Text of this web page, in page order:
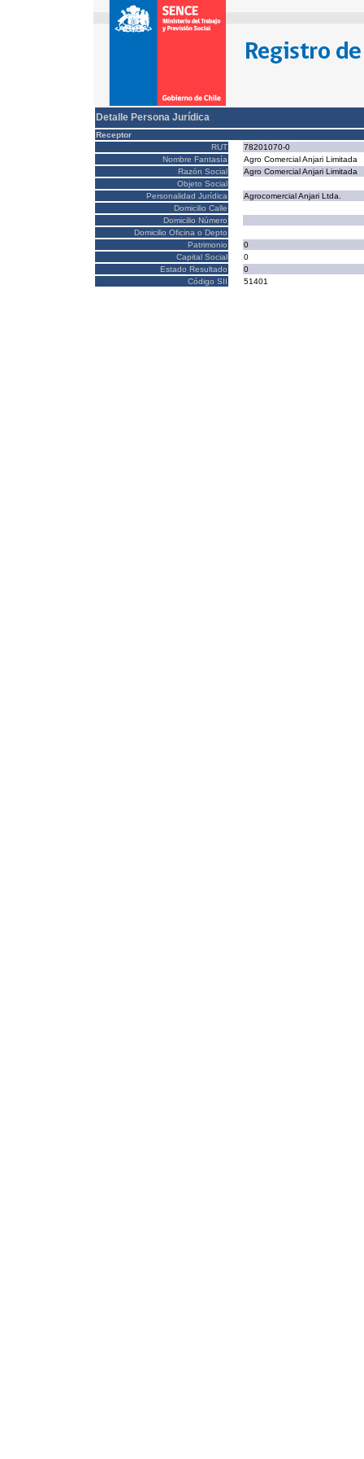
Detalle Persona Jurídica
Receptor
RUT
78201070-0
Nombre Fantasía
Agro Comercial Anjari Limitada
Razón Social
Agro Comercial Anjari Limitada
Objeto Social
Personalidad Jurídica
Agrocomercial Anjari Ltda.
Domicilio Calle
Domicilio Número
Domicilio Oficina o Depto
Patrimonio
0
Capital Social
0
Estado Resultado
0
Código SII
51401